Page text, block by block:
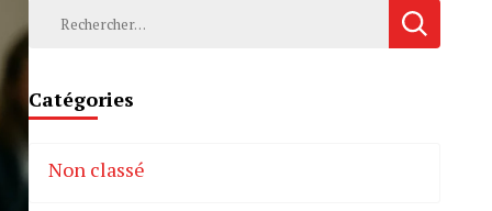
Rechercher :
Catégories
Non classé